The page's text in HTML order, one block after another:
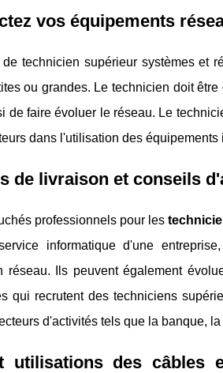
vos équipements
de technicien supérieur systèmes et
ou grandes. Le technicien doit
de faire évoluer le réseau. Le
dans l'utilisation des équipements
de livraison et conseils
professionnels pour les
informatique d'une
réseau. Ils peuvent également
qui recrutent des techniciens
d'activités tels que la banque,
utilisations des câbles